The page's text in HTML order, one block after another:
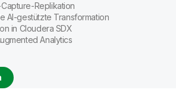
Replikation
AI-gestützte Transformation
in Cloudera SDX
Analytics